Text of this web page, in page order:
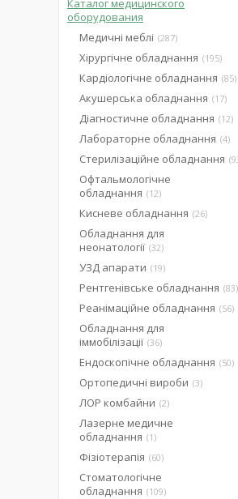
Каталог медицинского
оборудования
Медичні меблі 287
Хірургічне обладнання 195
Кардіологічне обладнання 85
Акушерська обладнання 17
Діагностичне обладнання 12
Лабораторне обладнання 4
Стерилізаційне обладнання
Офтальмологічне
обладнання
12
Кисневе обладнання 26
Обладнання для
неонатології 32
УЗД апарати 19
Рентгенівське обладнання 83
Реанімаційне обладнання 56
Обладнання для
іммобілізації 36
Ендоскопічне обладнання 50
Ортопедичні вироби 3
ЛОР комбайни 2
Лазерне медичне
обладнання
1
Фізіотерапія 60
Стоматологічне
обладнання
109